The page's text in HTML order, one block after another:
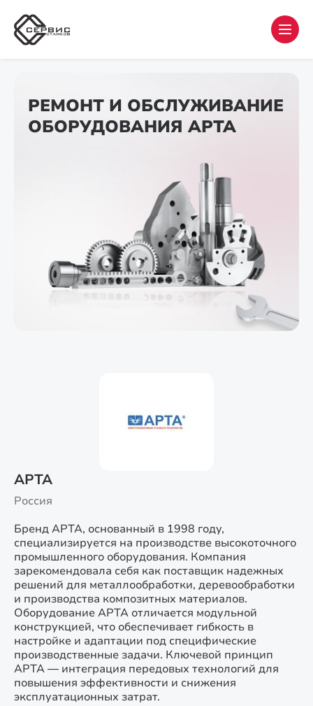
РЕМОНТ И ОБСЛУЖИВАНИЕ
ОБОРУДОВАНИЯ АРТА
АРТА
Россия
Бренд АРТА, основанный в 1998 году,
специализируется на производстве высокоточного
промышленного оборудования. Компания
зарекомендовала себя как поставщик надежных
решений для металлообработки, деревообработки
и производства композитных материалов.
Оборудование АРТА отличается модульной
конструкцией, что обеспечивает гибкость в
настройке и адаптации под специфические
производственные задачи. Ключевой принцип
АРТА — интеграция передовых технологий для
повышения эффективности и снижения
эксплуатационных затрат.